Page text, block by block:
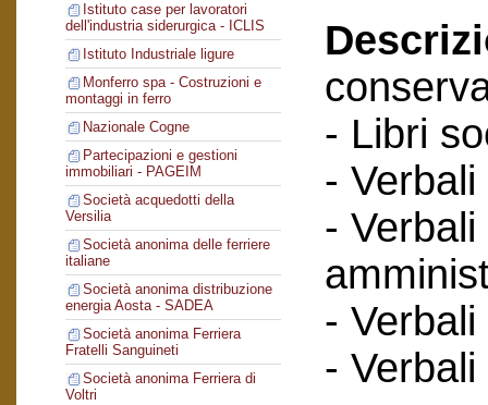
Istituto case per lavoratori
dell'industria siderurgica - ICLIS
Istituto Industriale ligure
Monferro spa - Costruzioni e
montaggi in ferro
Nazionale Cogne
Partecipazioni e gestioni
immobiliari - PAGEIM
Società acquedotti della
Versilia
Società anonima delle ferriere
italiane
Società anonima distribuzione
energia Aosta - SADEA
Società anonima Ferriera
Fratelli Sanguineti
Società anonima Ferriera di
Voltri
- Libri
-
-
-
-